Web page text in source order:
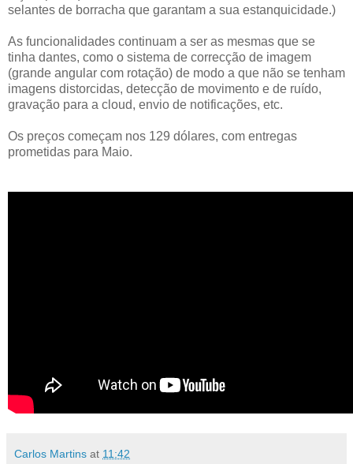
selantes de borracha que garantam a sua estanquicidade.)
As funcionalidades continuam a ser as mesmas que se
tinha dantes, como o sistema de correcção de imagem
(grande angular com rotação) de modo a que não se tenham
imagens distorcidas, detecção de movimento e de ruído,
gravação para a cloud, envio de notificações, etc.
Os preços começam nos 129 dólares, com entregas
prometidas para Maio.
Carlos Martins at 11:42